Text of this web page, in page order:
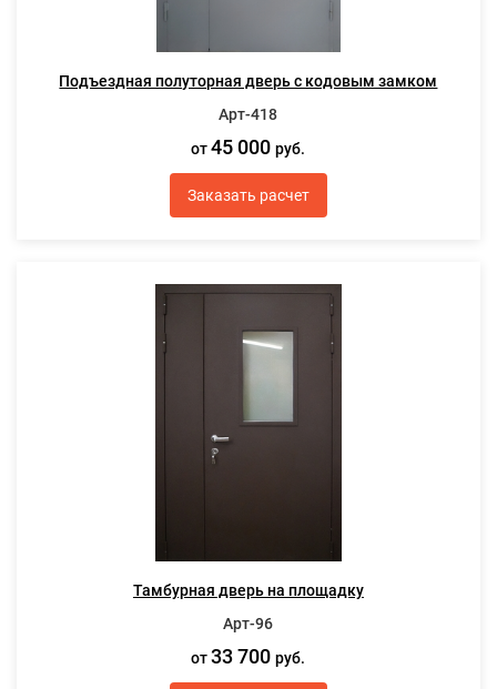
Подъездная полуторная дверь с кодовым замком
Арт-418
от45 000руб.
Заказать расчет
Тамбурная дверь на площадку
Арт-96
от33 700руб.